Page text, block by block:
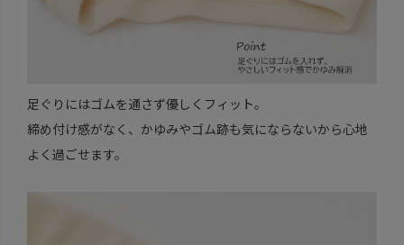
足ぐりにはゴムを通さず優しくフィット。
締め付け感がなく、かゆみやゴム跡も気にならないから心地
よく過ごせます。